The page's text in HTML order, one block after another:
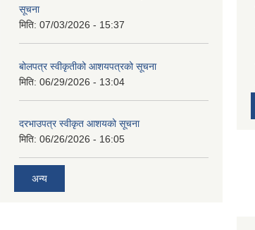
सूचना
मिति: 07/03/2026 - 15:37
बोलपत्र स्वीकृतीको आशयपत्रको सूचना
मिति: 06/29/2026 - 13:04
दरभाउपत्र स्वीकृत आशयको सूचना
मिति: 06/26/2026 - 16:05
अन्य